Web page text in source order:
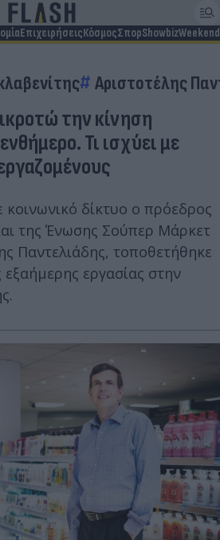
ΕπιχειρήσειςΚόσμοςΣπορShowbizWeekend
Αριστοτέλης
την κίνηση
Τι ισχύει με
δίκτυο ο πρόεδρος
της Ένωσης Σούπερ Μάρκετ
Παντελιάδης, τοποθετήθηκε
εργασίας στην